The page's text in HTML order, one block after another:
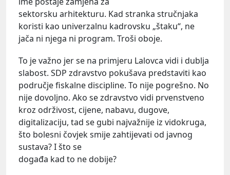
sektorsku arhitekturu. Kad stranka stručnjaka
koristi kao univerzalnu kadrovsku „štaku“, ne
jača ni njega ni program. Troši oboje.
To je važno jer se na primjeru Lalovca vidi i dublja
slabost. SDP zdravstvo pokušava predstaviti kao
područje fiskalne discipline. To nije pogrešno. No
nije dovoljno. Ako se zdravstvo vidi prvenstveno
kroz održivost, cijene, nabavu, dugove,
digitalizaciju, tad se gubi najvažnije iz vidokruga,
što bolesni čovjek smije zahtijevati od javnog
sustava? I što se
događa kad to ne dobije?